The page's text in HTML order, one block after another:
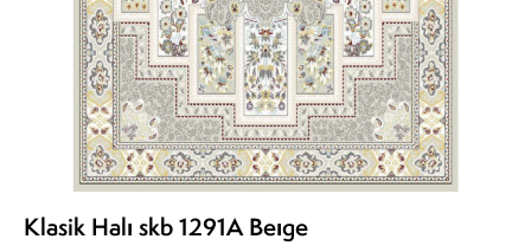
Klasik Halı skb 1291A Beıge